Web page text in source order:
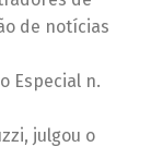
de notícias
Especial n.
julgou o